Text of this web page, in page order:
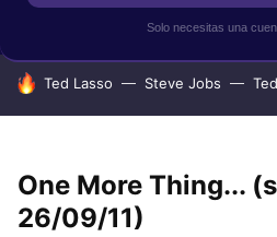
HOY SE HABLA DE
Ted Lasso Steve Jobs
One More Thing...
26/09/11)
Solo necesitas una